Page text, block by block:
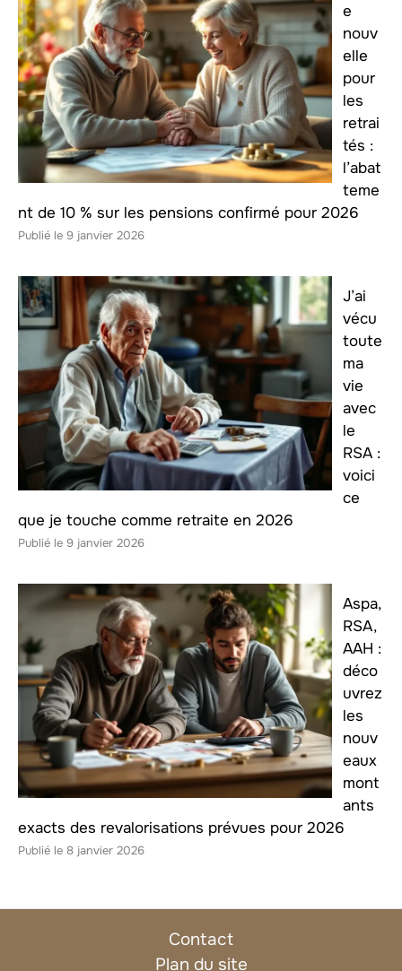
e
nouv
elle
pour
les
retrai
tés :
l’abat
teme
nt de 10 % sur les pensions confirmé pour 2026
9 janvier 2026
J’ai
vécu
toute
ma
vie
avec
le
RSA :
voici
ce
que je touche comme retraite en 2026
9 janvier 2026
Aspa,
RSA,
AAH :
déco
uvrez
les
nouv
eaux
mont
ants
exacts des revalorisations prévues pour 2026
8 janvier 2026
Contact
Plan du site